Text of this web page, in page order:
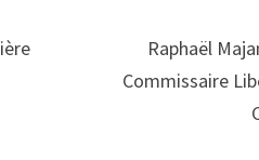
Raphaël
Commissaire